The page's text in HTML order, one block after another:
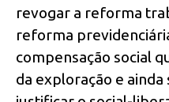
revogar a reforma
reforma
compensação social
da exploração e